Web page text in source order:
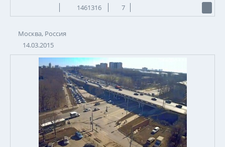
1461316 7
Москва, Россия
14.03.2015